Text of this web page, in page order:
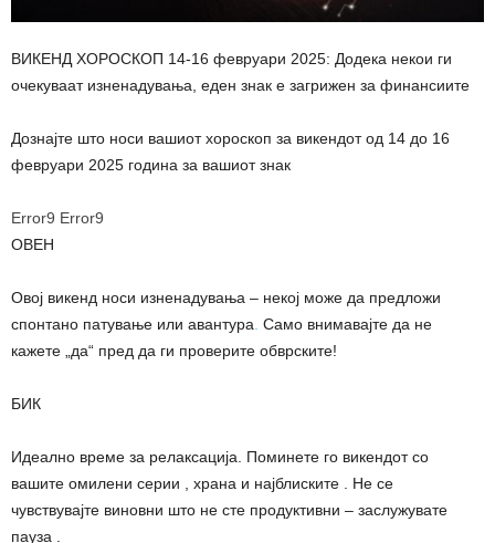
ВИКЕНД ХОРОСКОП 14-16 февруари 2025: Додека некои ги
очекуваат изненадувања, еден знак е загрижен за финансиите
Дознајте што носи вашиот хороскоп за викендот од 14 до 16
февруари 2025 година за вашиот знак
Error9 Error9
ОВЕН
Овој викенд носи изненадувања – некој може да предложи
спонтано патување или авантура Само внимавајте да не
кажете „да“ пред да ги проверите обврските!
БИК
Идеално време за релаксација. Поминете го викендот со
вашите омилени серии , храна и најблиските . Не се
чувствувајте виновни што не сте продуктивни – заслужувате
пауза .